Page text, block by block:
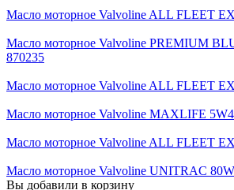
Масло моторное Valvoline ALL FLEET
Масло моторное Valvoline PREMIUM
870235
Масло моторное Valvoline ALL FLEET
Масло моторное Valvoline MAXLIFE
Масло моторное Valvoline ALL FLEET
Масло моторное Valvoline UNITRAC
Вы добавили в корзину